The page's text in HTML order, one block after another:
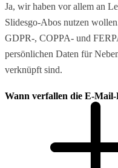
Ja, wir haben vor allem an
Slidesgo-Abos nutzen
GDPR-, COPPA- und
persönlichen Daten für
verknüpft sind.
Wann verfallen die E-